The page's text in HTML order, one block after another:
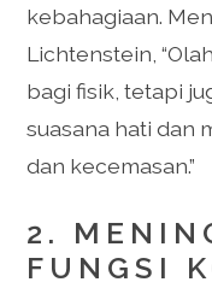
kebahagiaan.
Lichtenstein,
bagi fisik, tetapi
suasana hati dan
dan kecemasan.”
2.
FUNGSI